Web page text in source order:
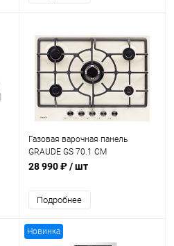
Газовая варочная панель
GRAUDE GS 70.1 CM
28 990 ₽/ шт
Подробнее
Новинка